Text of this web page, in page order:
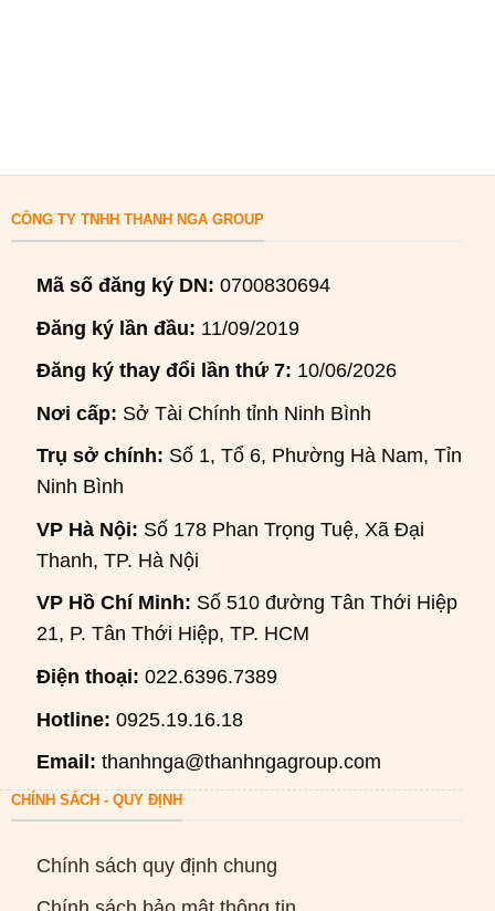
CÔNG TY TNHH THANH NGA GROUP
Mã số đăng ký DN: 0700830694
Đăng ký lần đầu: 11/09/2019
Đăng ký thay đổi lần thứ 7: 10/06/2026
Nơi cấp: Sở Tài Chính tỉnh Ninh Bình
Trụ sở chính: Số 1, Tổ 6, Phường Hà Nam, Tỉnh
Ninh Bình
VP Hà Nội: Số 178 Phan Trọng Tuệ, Xã Đại
Thanh, TP. Hà Nội
VP Hồ Chí Minh: Số 510 đường Tân Thới Hiệp
21, P. Tân Thới Hiệp, TP. HCM
Điện thoại: 022.6396.7389
Hotline: 0925.19.16.18
Email: thanhnga@thanhngagroup.com
CHÍNH SÁCH - QUY ĐỊNH
Chính sách quy định chung